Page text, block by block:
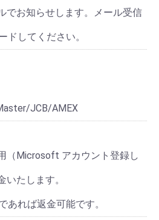
でお知らせします。メール受信
ドしてください。
JCB/AMEX
（Microsoft アカウント登録し
いたします。
あれば返金可能です。